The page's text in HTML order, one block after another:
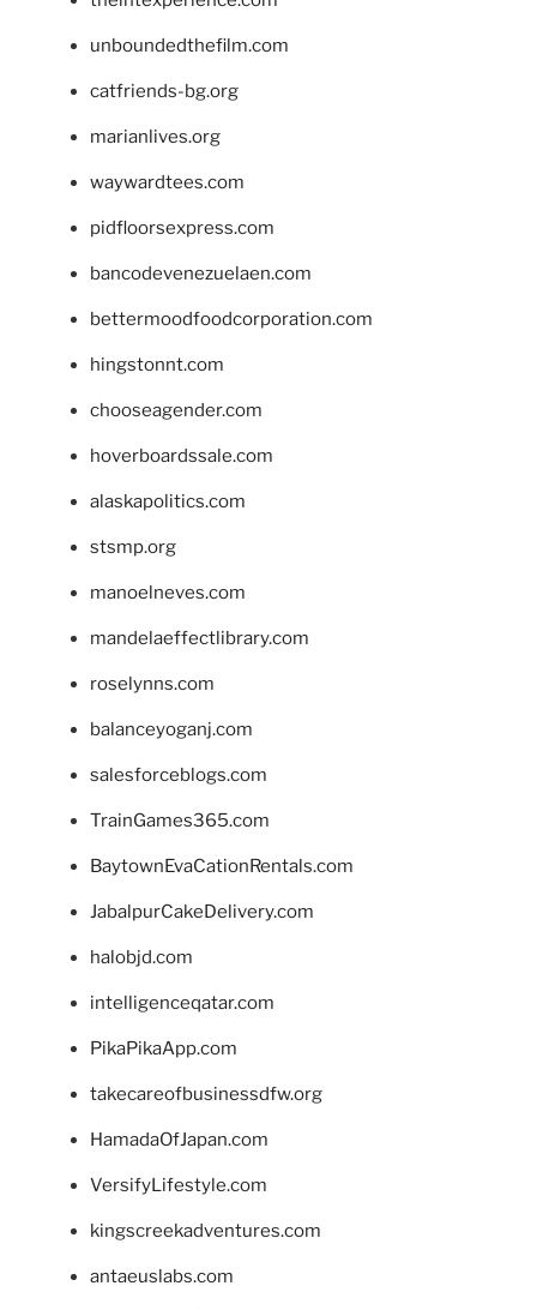
unboundedthefilm.com
catfriends-bg.org
marianlives.org
waywardtees.com
pidfloorsexpress.com
bancodevenezuelaen.com
bettermoodfoodcorporation.com
hingstonnt.com
chooseagender.com
hoverboardssale.com
alaskapolitics.com
stsmp.org
manoelneves.com
mandelaeffectlibrary.com
roselynns.com
balanceyoganj.com
salesforceblogs.com
TrainGames365.com
BaytownEvaCationRentals.com
JabalpurCakeDelivery.com
halobjd.com
intelligenceqatar.com
PikaPikaApp.com
takecareofbusinessdfw.org
HamadaOfJapan.com
VersifyLifestyle.com
kingscreekadventures.com
antaeuslabs.com